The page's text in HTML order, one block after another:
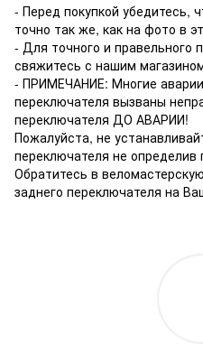
- Перед покупкой убедитесь,
точно так же, как на фото в
- Для точного и правельного
свяжитесь с нашим
- ПРИМЕЧАНИЕ: Многие
переключателя вызваны
переключателя ДО АВАРИИ!
Пожалуйста, не
переключателя не определив
Обратитесь в
заднего переключателя на